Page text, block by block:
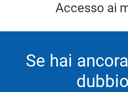
Accesso ai
Se hai